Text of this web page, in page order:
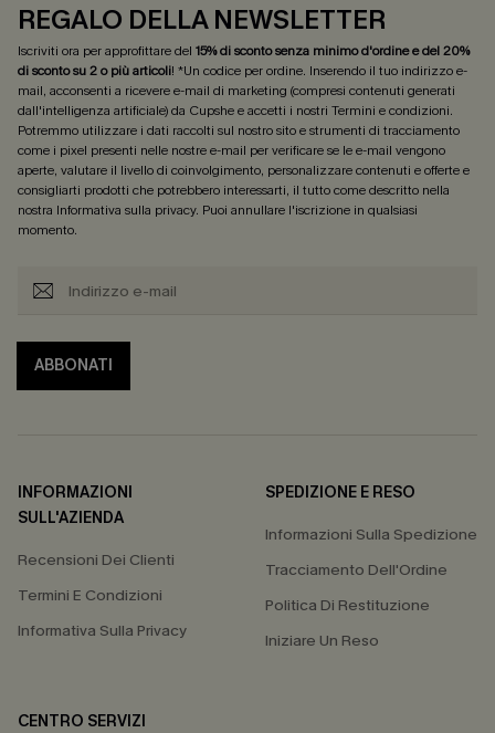
REGALO DELLA NEWSLETTER
Iscriviti ora per approfittare del 15% di sconto senza minimo d'ordine e del 20%
di sconto su 2 o più articoli! *Un codice per ordine. Inserendo il tuo indirizzo e-
mail, acconsenti a ricevere e-mail di marketing (compresi contenuti generati
dall'intelligenza artificiale) da Cupshe e accetti i nostri Termini e condizioni.
Potremmo utilizzare i dati raccolti sul nostro sito e strumenti di tracciamento
come i pixel presenti nelle nostre e-mail per verificare se le e-mail vengono
aperte, valutare il livello di coinvolgimento, personalizzare contenuti e offerte e
consigliarti prodotti che potrebbero interessarti, il tutto come descritto nella
nostra Informativa sulla privacy. Puoi annullare l'iscrizione in qualsiasi
momento.
ABBONATI
INFORMAZIONI
SULL'AZIENDA
Recensioni Dei Clienti
Termini E Condizioni
Informativa Sulla Privacy
SPEDIZIONE E RESO
Informazioni Sulla Spedizione
Tracciamento Dell'Ordine
Politica Di Restituzione
Iniziare Un Reso
CENTRO SERVIZI